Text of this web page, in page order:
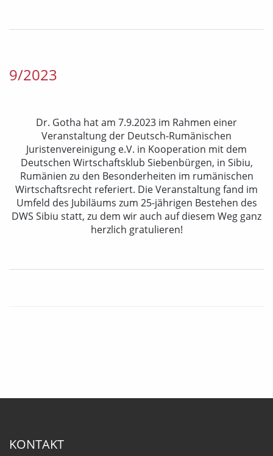
9/2023
Dr. Gotha hat am 7.9.2023 im Rahmen einer
Veranstaltung der Deutsch-Rumänischen
Juristenvereinigung e.V. in Kooperation mit dem
Deutschen Wirtschaftsklub Siebenbürgen, in Sibiu,
Rumänien zu den Besonderheiten im rumänischen
Wirtschaftsrecht referiert. Die Veranstaltung fand im
Umfeld des Jubiläums zum 25-jährigen Bestehen des
DWS Sibiu statt, zu dem wir auch auf diesem Weg ganz
herzlich gratulieren!
KONTAKT